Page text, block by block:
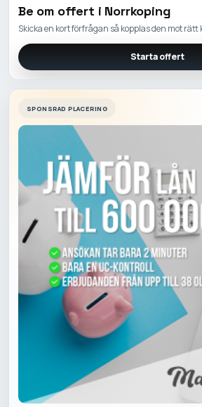
Be om offert i Norrkoping
Skicka en kort förfrågan så kopplas den mot rätt
Starta offert
SPONSRAD PLACERING